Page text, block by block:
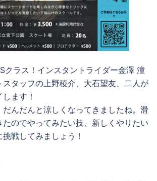
クラス！インスタントライダー金澤 潼
タッフの上野稜介、大石望友、二人が
ます！
だんだんと涼しくなってきましたね。滑
たのでやってみたい技、新しくやりたい
戦してみましょう！